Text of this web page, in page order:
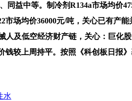
益中等。制冷剂R134a市场均价
场均价36000元/吨，关心已有产
人及低空经济财产链，关心：巨
较上周持平。按照《科创板日报
水